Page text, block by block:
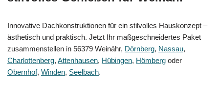
Innovative Dachkonstruktionen für ein stilvolles Hauskonzept –
ästhetisch und praktisch. Jetzt Ihr maßgeschneidertes Paket
zusammenstellen in 56379 Weinähr, Dörnberg, Nassau,
Charlottenberg, Attenhausen, Hübingen, Hömberg oder
Obernhof, Winden, Seelbach.